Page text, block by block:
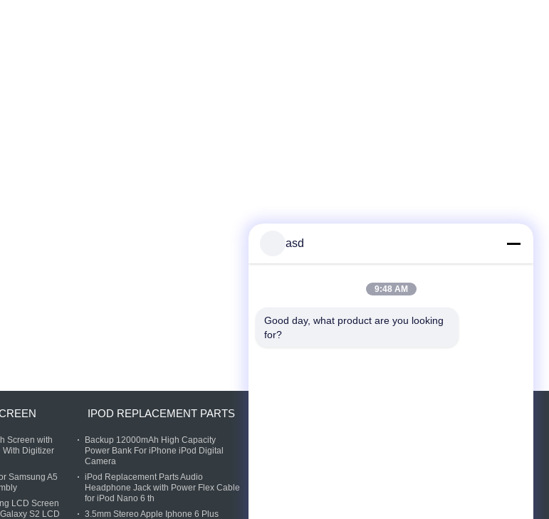
Screen with
With Digitizer
Samsung A5
LCD Screen
S2 LCD
IPOD REPLACEMENT PARTS
Backup 12000mAh High Capacity
Power Bank For iPhone iPod Digital
Camera
iPod Replacement Parts Audio
Headphone Jack with Power Flex Cable
for iPod Nano 6 th
3.5mm Stereo Apple Iphone 6 Plus
asd
9:48 AM
Good day, what product are you looking
for?